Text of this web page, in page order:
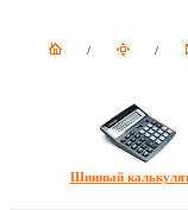
Шинный